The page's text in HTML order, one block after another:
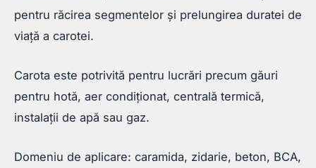
pentru răcirea segmentelor și prelungirea duratei de
viață a carotei.
Carota este potrivită pentru lucrări precum găuri
pentru hotă, aer condiționat, centrală termică,
instalații de apă sau gaz.
Domeniu de aplicare: caramida, zidarie, beton, BCA,